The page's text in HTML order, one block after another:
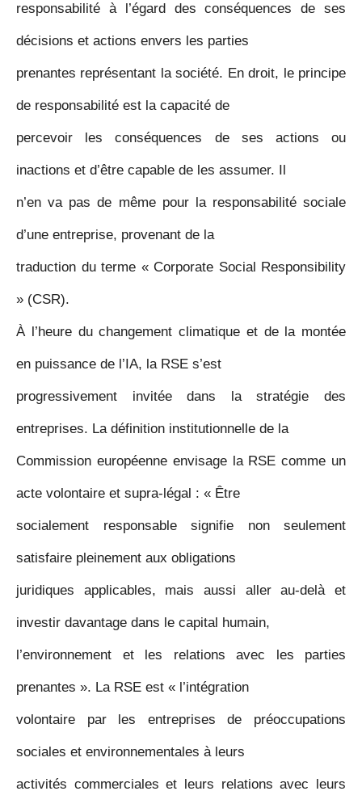
responsabilité à l’égard des conséquences de ses
décisions et actions envers les parties
prenantes représentant la société. En droit, le principe
de responsabilité est la capacité de
percevoir les conséquences de ses actions ou
inactions et d’être capable de les assumer. Il
n’en va pas de même pour la responsabilité sociale
d’une entreprise, provenant de la
traduction du terme « Corporate Social Responsibility
» (CSR).
À l’heure du changement climatique et de la montée
en puissance de l’IA, la RSE s’est
progressivement invitée dans la stratégie des
entreprises. La définition institutionnelle de la
Commission européenne envisage la RSE comme un
acte volontaire et supra-légal : « Être
socialement responsable signifie non seulement
satisfaire pleinement aux obligations
juridiques applicables, mais aussi aller au-delà et
investir davantage dans le capital humain,
l’environnement et les relations avec les parties
prenantes ». La RSE est « l’intégration
volontaire par les entreprises de préoccupations
sociales et environnementales à leurs
activités commerciales et leurs relations avec leurs